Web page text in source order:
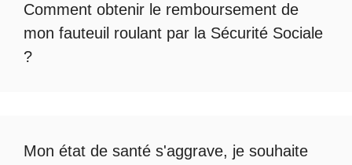
Comment obtenir le remboursement de
mon fauteuil roulant par la Sécurité Sociale
?
Mon état de santé s'aggrave, je souhaite